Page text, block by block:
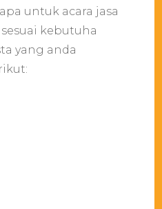
untuk acara jasa
kebutuha
yang anda